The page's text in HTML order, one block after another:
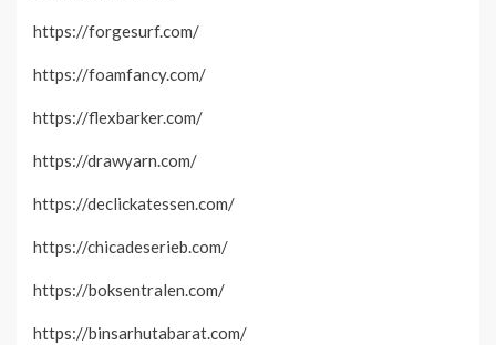
https://forgesurf.com/
https://foamfancy.com/
https://flexbarker.com/
https://drawyarn.com/
https://declickatessen.com/
https://chicadeserieb.com/
https://boksentralen.com/
https://binsarhutabarat.com/